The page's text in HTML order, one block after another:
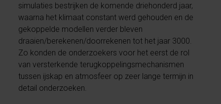
simulaties bestrijken de komende driehonderd jaar,
waarna het klimaat constant werd gehouden en de
gekoppelde modellen verder bleven
draaien/berekenen/doorrekenen tot het jaar 3000.
Zo konden de onderzoekers voor het eerst de rol
van versterkende terugkoppelingsmechanismen
tussen ijskap en atmosfeer op zeer lange termijn in
detail onderzoeken.